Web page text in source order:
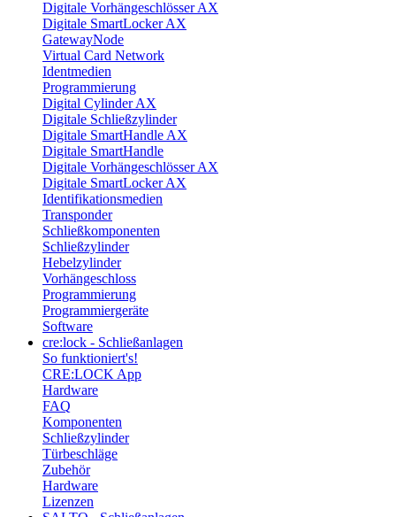
Digitale Vorhängeschlösser AX
Digitale SmartLocker AX
GatewayNode
Virtual Card Network
Identmedien
Programmierung
Digital Cylinder AX
Digitale Schließzylinder
Digitale SmartHandle AX
Digitale SmartHandle
Digitale Vorhängeschlösser AX
Digitale SmartLocker AX
Identifikationsmedien
Transponder
Schließkomponenten
Schließzylinder
Hebelzylinder
Vorhängeschloss
Programmierung
Programmiergeräte
Software
cre:lock - Schließanlagen
So funktioniert's!
CRE:LOCK App
Hardware
FAQ
Komponenten
Schließzylinder
Türbeschläge
Zubehör
Hardware
Lizenzen